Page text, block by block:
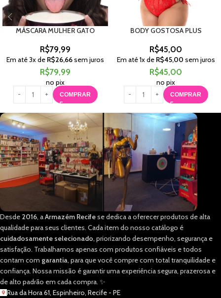
MÁSCARA MULHER GATO
R$79,99
Em até3x de R$26,66sem juros
R$79,99
no pix
COMPRAR
BODY GOSTOSA PLUS
R$45,00
Em até1x de R$45,00 sem juros
R$45,00
no pix
COMPRAR
Desde 2016, aArmazém Recifese dedica a oferecer produtos de alta
qualidade para seus clientes. Cada item do nosso catálogo é
cuidadosamente selecionado, priorizando desempenho, segurança e
satisfação. Trabalhamos apenas com produtos confiáveis e todos
contam com garantia, para que você compre com total tranquilidade e
confiança. Nossa missão é garantir uma experiência segura, prazerosa e
de alto padrão em cada compra. ✨
Rua da Hora 61, Espinheiro, Recife - PE